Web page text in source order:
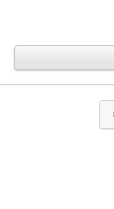
در یک مجموعه دوره‌های
مناسب است که با توسعه
و تولید ساختارها یا
راهکارهای متوسط و یا